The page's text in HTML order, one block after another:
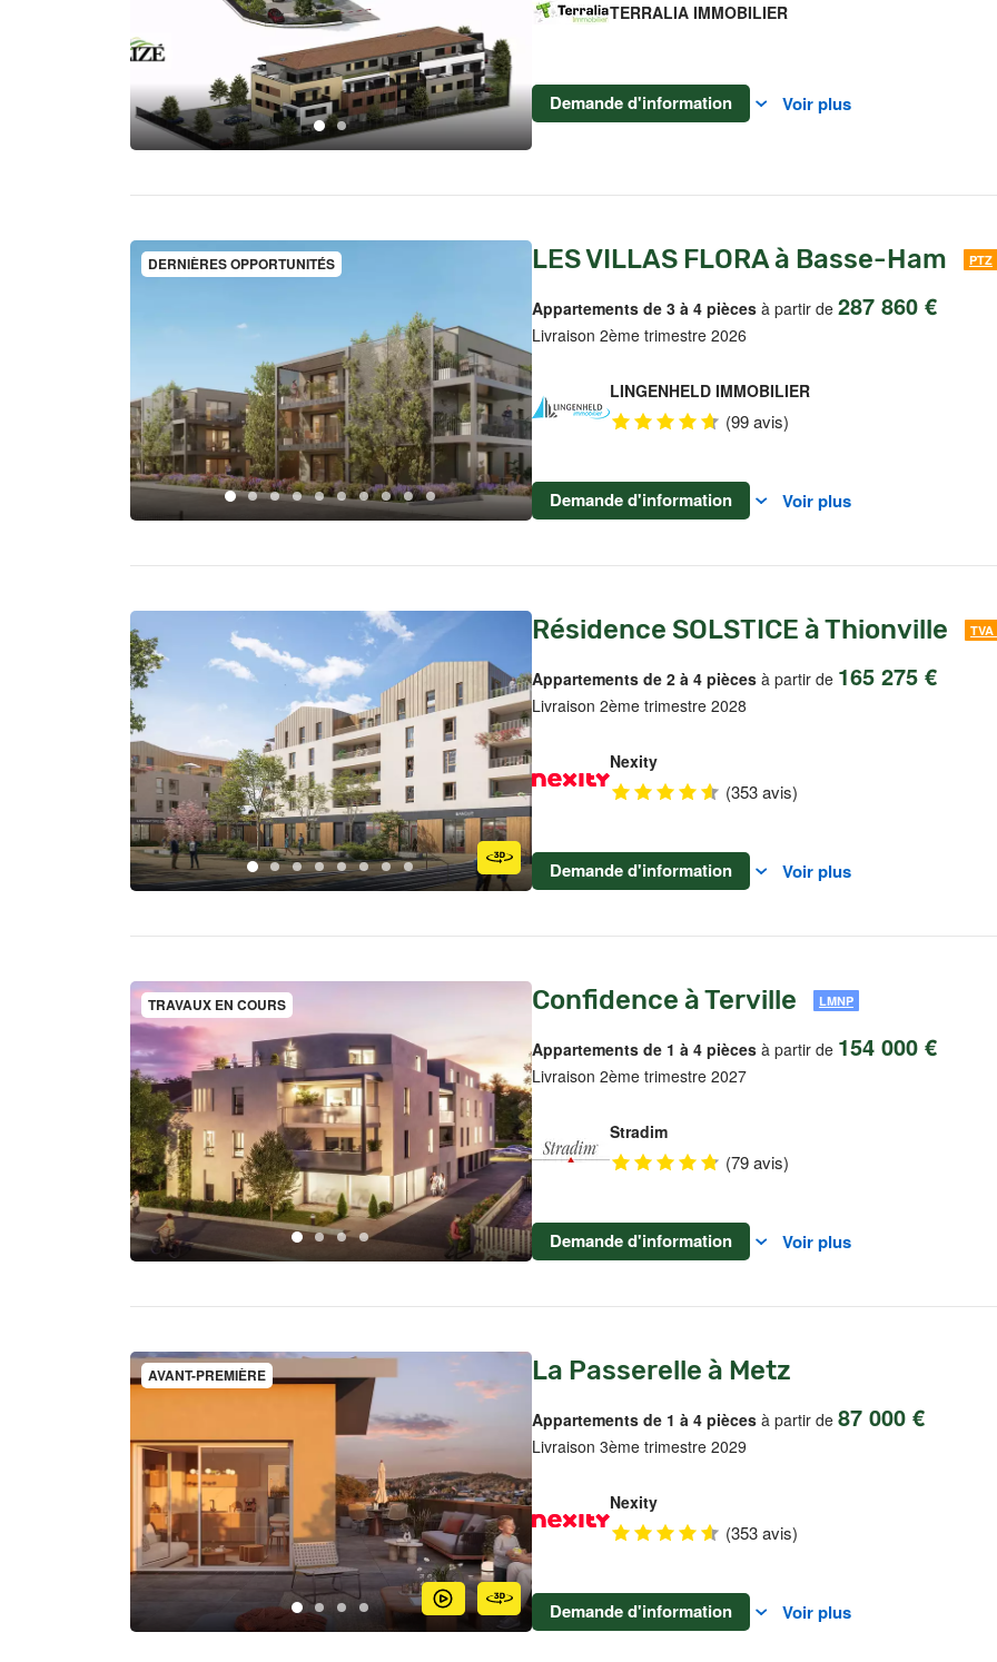
TERRALIA IMMOBILIER
Demande d'information Voir plus
DERNIÈRES OPPORTUNITÉS LES VILLAS FLORA à Basse-Ham PTZ
Appartements de 3 à 4 pièces à partir de 287 860 €
Livraison 2ème trimestre 2026
LINGENHELD IMMOBILIER
(99 avis)
Demande d'information Voir plus
Résidence SOLSTICE à Thionville TVA
Appartements de 2 à 4 pièces à partir de 165 275 €
Livraison 2ème trimestre 2028
Nexity
(353 avis)
Demande d'information Voir plus
TRAVAUX EN COURS Confidence à Terville LMNP
Appartements de 1 à 4 pièces à partir de 154 000 €
Livraison 2ème trimestre 2027
Stradim
(79 avis)
Demande d'information Voir plus
AVANT-PREMIÈRE La Passerelle à Metz
Appartements de 1 à 4 pièces à partir de 87 000 €
Livraison 3ème trimestre 2029
Nexity
(353 avis)
Demande d'information Voir plus